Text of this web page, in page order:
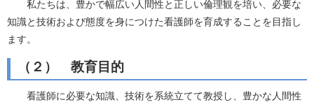
私たちは、豊かで幅広い人間性と正しい倫理観を培い、必要な
知識と技術および態度を身につけた看護師を育成することを目指し
ます。
（２） 教育目的
看護師に必要な知識、技術を系統立てて教授し、豊かな人間性